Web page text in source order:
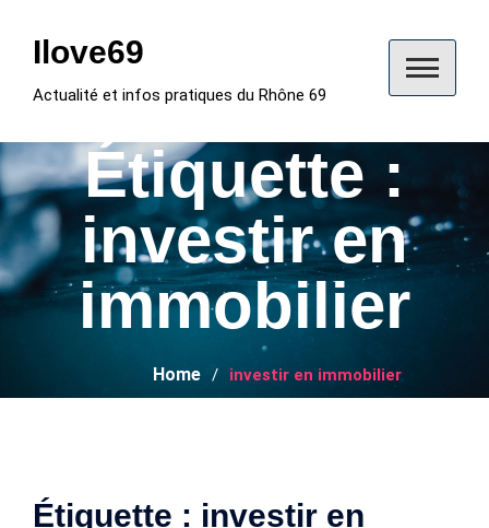
contentIlove69
Actualité et infos pratiques du Rhône 69
Étiquette :
investir en
immobilier
Home investir en immobilier
Étiquette : investir en